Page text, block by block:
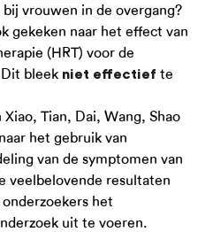
vrouwen in de overgang?
gekeken naar het effect van
(HRT) voor de
bleek niet effectief te
Xiao, Tian, Dai, Wang, Shao
het gebruik van
van de symptomen van
veelbelovende resultaten
het
uit te voeren.